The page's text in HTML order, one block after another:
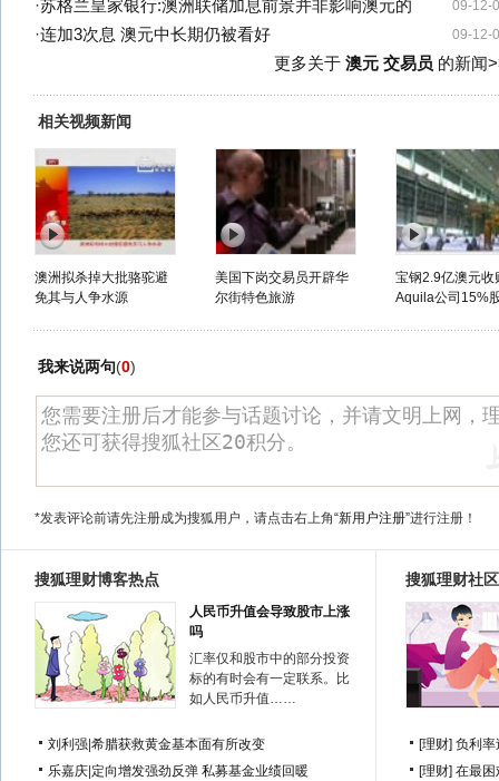
09-12-
·苏格兰皇家银行:澳洲联储加息前景并非影响澳元的
09-12-
·连加3次息 澳元中长期仍被看好
更多关于 澳元 交易员 的新闻
相关视频新闻
澳洲拟杀掉大批骆驼避
免其与人争水源
美国下岗交易员开辟华
尔街特色旅游
宝钢2.9亿澳元收
Aquila公司15%
我来说两句(0)
*发表评论前请先注册成为搜狐用户，请点击右上角“新用户注册”进行注册！
搜狐理财博客热点
人民币升值会导致股市上涨
吗
汇率仅和股市中的部分投资
标的有时会有一定联系。比
如人民币升值……
刘利强 希腊获救黄金基本面有所改变
乐嘉庆 定向增发强劲反弹 私募基金业绩回暖
搜狐理财社
[理财] 负利率
[理财] 在最困